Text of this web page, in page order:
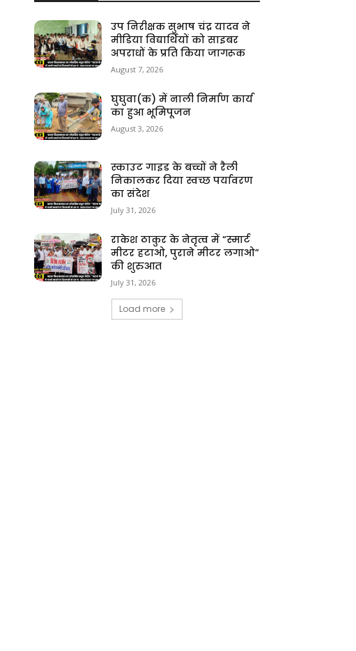
उप निरीक्षक सुभाष चंद्र यादव ने
मीडिया विद्यार्थियों को साइबर
अपराधों के प्रति किया जागरूक
August 7, 2026
घुघुवा(क) में नाली निर्माण कार्य
का हुआ भूमिपूजन
August 3, 2026
स्काउट गाइड के बच्चों ने रैली
निकालकर दिया स्वच्छ पर्यावरण
का संदेश
July 31, 2026
राकेश ठाकुर के नेतृत्व में “स्मार्ट
मीटर हटाओ, पुराने मीटर लगाओ”
की शुरुआत
July 31, 2026
Load more